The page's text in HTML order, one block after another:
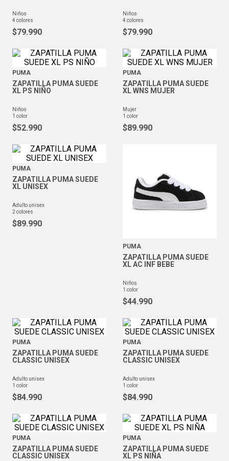
niños
4 colores
$79.990
niños
4 colores
$79.990
PUMA
ZAPATILLA PUMA SUEDE
XL PS NIÑO
niños
1 color
$52.990
PUMA
ZAPATILLA PUMA SUEDE
XL WNS MUJER
mujer
1 color
$89.990
PUMA
ZAPATILLA PUMA SUEDE
XL UNISEX
adulto unisex
2 colores
$89.990
PUMA
ZAPATILLA PUMA SUEDE
XL AC INF BEBE
niños
1 color
$44.990
PUMA
ZAPATILLA PUMA SUEDE
CLASSIC UNISEX
adulto unisex
1 color
$84.990
PUMA
ZAPATILLA PUMA SUEDE
CLASSIC UNISEX
adulto unisex
1 color
$84.990
PUMA
ZAPATILLA PUMA SUEDE
CLASSIC UNISEX
PUMA
ZAPATILLA PUMA SUEDE
XL PS NIÑA